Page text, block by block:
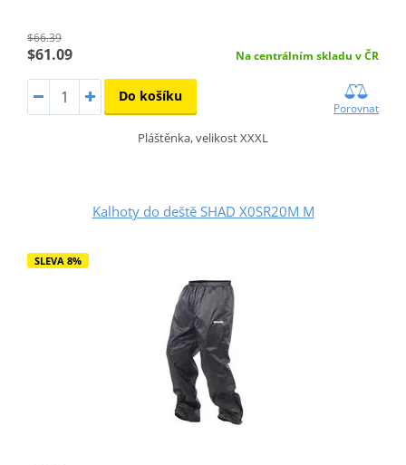
$66.39
$61.09 Na centrálním skladu v ČR
Do košíku
Porovnat
Pláštěnka, velikost XXXL
Kalhoty do deště SHAD X0SR20M M
SLEVA 8%